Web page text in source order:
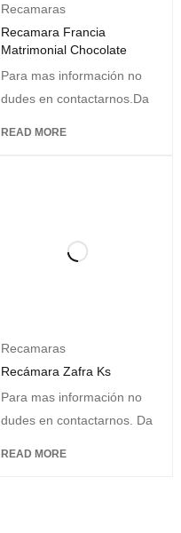
Recamaras
Recamara Francia
Matrimonial Chocolate
Para mas información no
dudes en contactarnos.Da
READ MORE
Recamaras
Recámara Zafra Ks
Para mas información no
dudes en contactarnos. Da
READ MORE